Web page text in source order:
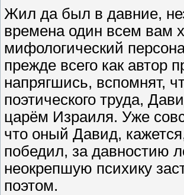
Жил да был в давние,
времена один всем вам
мифологический
прежде всего как автор
напрягшись, вспомнят,
поэтического труда,
царём Израиля. Уже
что оный Давид,
победил, за давностию
неокрепшую психику
поэтом.